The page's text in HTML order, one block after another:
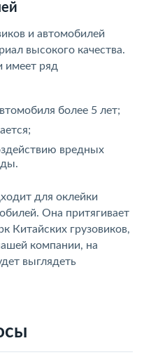
и автомобилей
высокого качества.
имеет ряд
более 5 лет;
вредных
для оклейки
Она притягивает
Китайских грузовиков,
компании, на
выглядеть